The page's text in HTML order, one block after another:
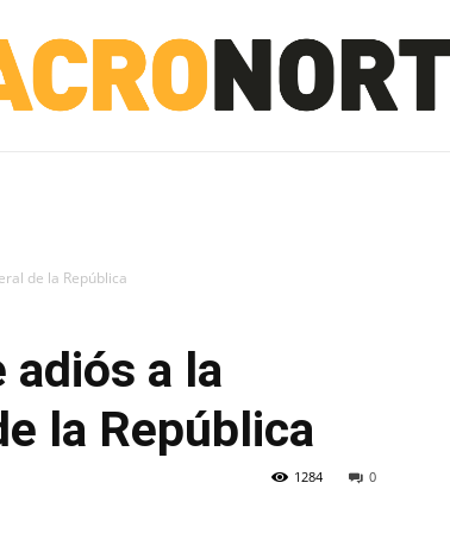
de la República
adiós a la
la República
0
1284